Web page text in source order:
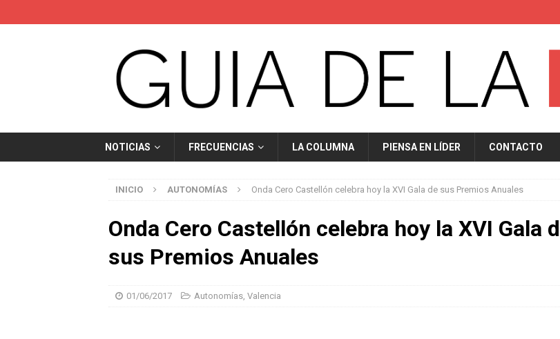
NOTICIAS FRECUENCIAS LA COLUMNA PIENSA EN LÍDER CONTACTO
INICIO AUTONOMÍAS Onda Cero Castellón celebra hoy la XVI Gala de sus Premios Anuales
Onda Cero Castellón celebra hoy la XVI Gala
sus Premios Anuales
01/06/2017 Autonomías Valencia